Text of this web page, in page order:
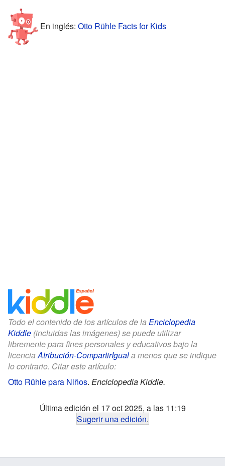
En inglés: Otto Rühle Facts for Kids
Todo el contenido de los artículos de la Enciclopedia
Kiddle (incluidas las imágenes) se puede utilizar
libremente para fines personales y educativos bajo la
licencia Atribución-CompartirIguala menos que se indique
lo contrario. Citar este artículo:
Otto Rühle para Niños. Enciclopedia Kiddle.
Última edición el 17 oct 2025, a las 11:19
Sugerir una edición.